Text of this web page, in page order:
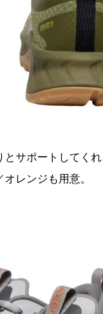
サポートしてく
レンジも用意。